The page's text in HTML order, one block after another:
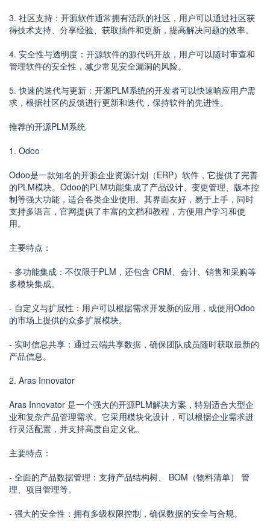
3. 社区支持：开源软件通常拥有活跃的社区，用户可以通过社区获
得技术支持、分享经验、获取插件和更新，提高解决问题的效率。
4. 安全性与透明度：开源软件的源代码开放，用户可以随时审查和
管理软件的安全性，减少常见安全漏洞的风险。
5. 快速的迭代与更新：开源PLM系统的开发者可以快速响应用户需
求，根据社区的反馈进行更新和迭代，保持软件的先进性。
推荐的开源PLM系统
1. Odoo
Odoo是一款知名的开源企业资源计划（ERP）软件，它提供了完善
的PLM模块。Odoo的PLM功能集成了产品设计、变更管理、版本控
制等强大功能，适合各类企业使用。其界面友好，易于上手，同时
支持多语言，官网提供了丰富的文档和教程，方便用户学习和使
用。
主要特点：
- 多功能集成：不仅限于PLM，还包含 CRM、会计、销售和采购等
多模块集成。
- 自定义与扩展性：用户可以根据需求开发新的应用，或使用Odoo
的市场上提供的众多扩展模块。
- 实时信息共享：通过云端共享数据，确保团队成员随时获取最新的
产品信息。
2. Aras Innovator
Aras Innovator 是一个强大的开源PLM解决方案，特别适合大型企
业和复杂产品管理需求。它采用模块化设计，可以根据企业需求进
行灵活配置，并支持高度自定义化。
主要特点：
- 全面的产品数据管理：支持产品结构树、 BOM（物料清单） 管
理、项目管理等。
- 强大的安全性：拥有多级权限控制，确保数据的安全与合规。